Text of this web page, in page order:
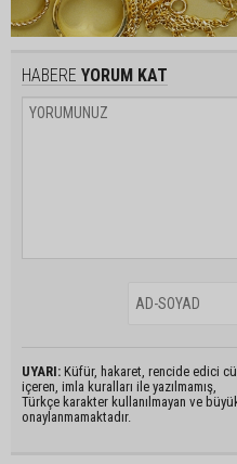
HABERE YORUM KAT
UYARI: Küfür, hakaret, rencide edici
içeren, imla kuralları ile yazılmamış,
Türkçe karakter kullanılmayan ve
onaylanmamaktadır.